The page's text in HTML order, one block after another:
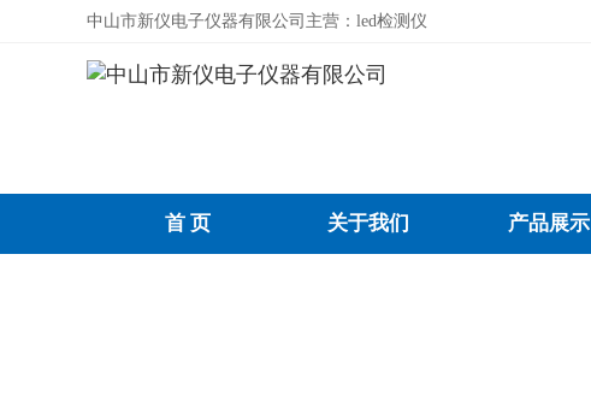
中山市新仪电子仪器有限公司主营：led检测仪
首 页 关于我们 产品展示